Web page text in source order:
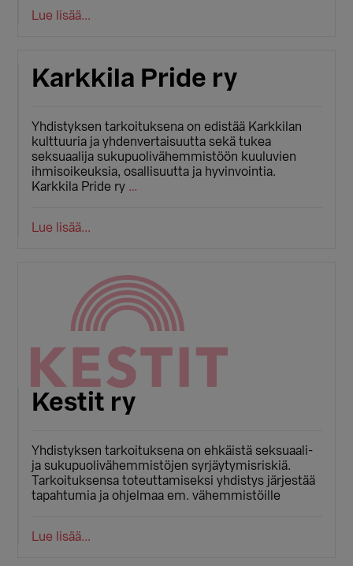
Lue lisää...
Karkkila Pride ry
Yhdistyksen tarkoituksena on edistää Karkkilan
kulttuuria ja yhdenvertaisuutta sekä tukea
seksuaalija sukupuolivähemmistöön kuuluvien
ihmisoikeuksia, osallisuutta ja hyvinvointia.
Karkkila Pride ry …
Lue lisää...
Kestit ry
Yhdistyksen tarkoituksena on ehkäistä seksuaali-
ja sukupuolivähemmistöjen syrjäytymisriskiä.
Tarkoituksensa toteuttamiseksi yhdistys järjestää
tapahtumia ja ohjelmaa em. vähemmistöille
Lue lisää...